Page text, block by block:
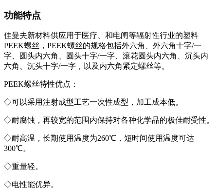
功能特点
佳曼夫新材料供应用于医疗、和电闸等辐射性行业的塑料
PEEK螺丝，PEEK螺丝的规格包括外六角、外六角十字/一
字、圆头内六角、圆头十字/一字、滚花圆头内六角、沉头内
六角、沉头十字/一字，以及内六角紧定螺丝等。
PEEK螺丝特性优点：
◇可以采用注射成型工艺一次性成型，加工成本低。
◇耐腐蚀，再较宽的范围内保持对各种化学品的极佳耐受性。
◇耐高温，长期使用温度为260℃，短时间使用温度可达
300℃。
◇重量轻。
◇电性能优异。